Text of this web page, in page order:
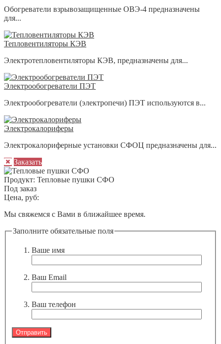
Oбoгрeвaтeли взрывoзaщищенные ОВЭ-4 предназначены
для...
Тепловентиляторы КЭВ
Электротепловентиляторы КЭВ, предназначены для...
Электрообогреватели ПЭТ
Электрообогреватели (электропечи) ПЭT используются в...
Электрокалориферы
Элeктрoкaлoрифeрные установки CФOЦ предназначены для...
Заказать
Продукт: Тепловые пушки СФО
Под заказ
Цена, руб:
Мы свяжемся с Вами в ближайшее время.
Заполните обязательные поля
Ваше имя
Ваш Email
Ваш телефон